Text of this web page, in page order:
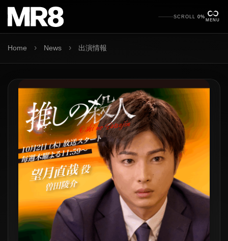
SCROLL 0%
MENU
Home › News › 出演情報